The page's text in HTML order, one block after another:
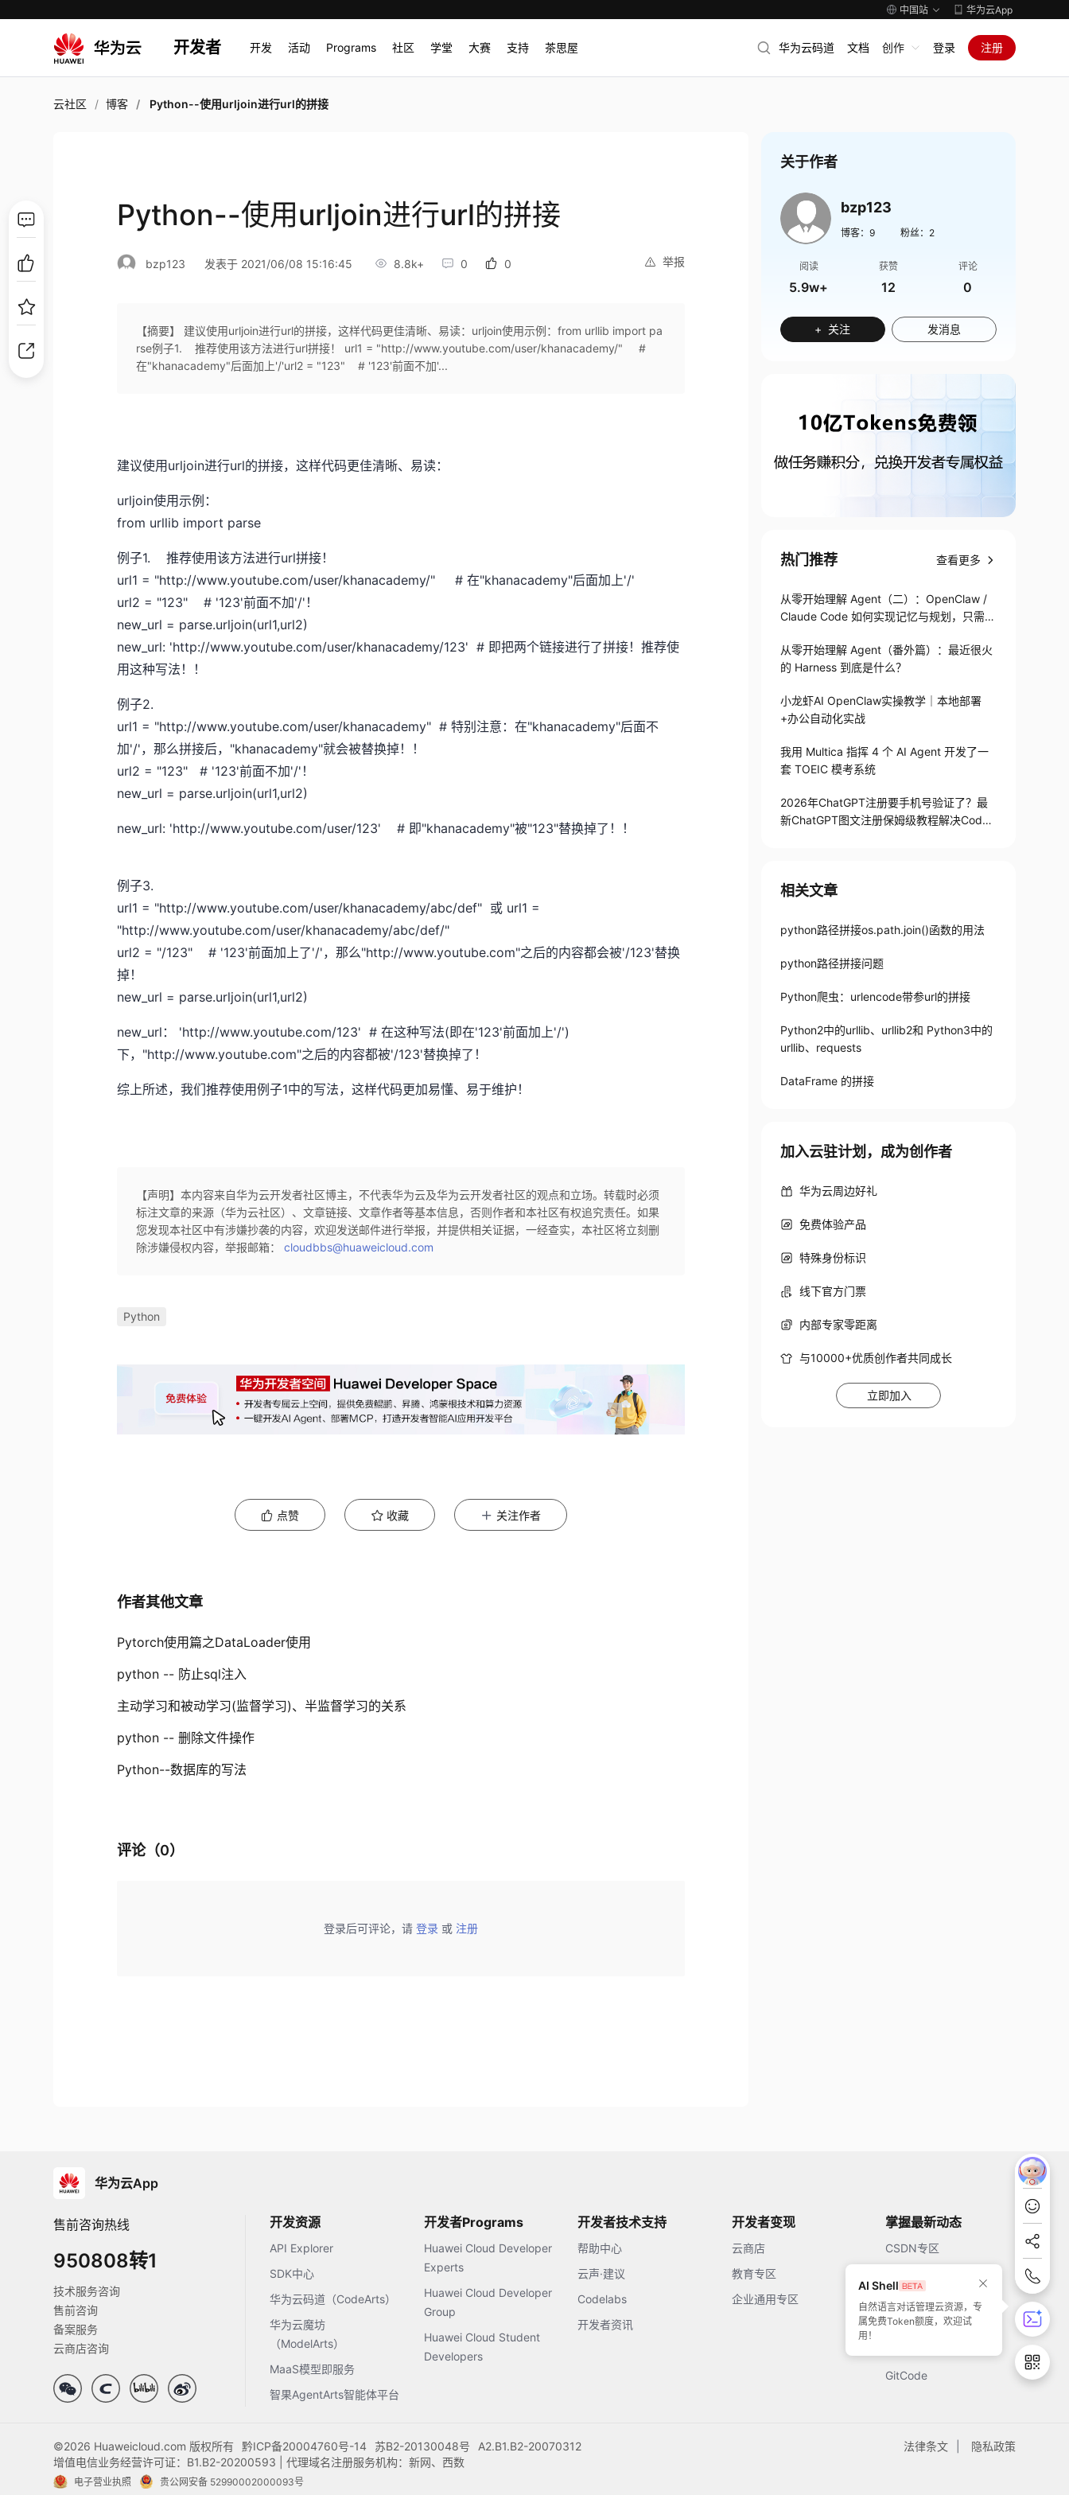
中国站 华为云App
开发者 开发 活动 Programs 社区 学堂 大赛 支持 茶思屋 华为云码道 文档 创作 登录 注册
云社区 博客 Python--使用urljoin进行url的拼接
Python--使用urljoin进行url的拼接
举报
bzp123 发表于 2021/06/08 15:16:45 8.8k+ 0 0
【摘要】 建议使用urljoin进行url的拼接，这样代码更佳清晰、易读：urljoin使用示例：from urllib import pa
rse例子1. 推荐使用该方法进行url拼接！ url1 = "http://www.youtube.com/user/khanacademy/" #
在"khanacademy"后面加上'/'url2 = "123" # '123'前面不加'...
建议使用urljoin进行url的拼接，这样代码更佳清晰、易读：
urljoin使用示例：
from urllib import parse
例子1. 推荐使用该方法进行url拼接！
url1 = "http://www.youtube.com/user/khanacademy/" # 在"khanacademy"后面加上'/'
url2 = "123" # '123'前面不加'/'！
new_url = parse.urljoin(url1,url2)
new_url: 'http://www.youtube.com/user/khanacademy/123' # 即把两个链接进行了拼接！推荐使
用这种写法！！
例子2.
url1 = "http://www.youtube.com/user/khanacademy" # 特别注意：在"khanacademy"后面不
加'/'，那么拼接后，"khanacademy"就会被替换掉！！
url2 = "123" # '123'前面不加'/'！
new_url = parse.urljoin(url1,url2)
new_url: 'http://www.youtube.com/user/123' # 即"khanacademy"被"123"替换掉了！！
例子3.
url1 = "http://www.youtube.com/user/khanacademy/abc/def" 或 url1 =
"http://www.youtube.com/user/khanacademy/abc/def/"
url2 = "/123" # '123'前面加上了'/'，那么"http://www.youtube.com"之后的内容都会被'/123'替换
掉！
new_url = parse.urljoin(url1,url2)
new_url： 'http://www.youtube.com/123' # 在这种写法(即在'123'前面加上'/')
下，"http://www.youtube.com"之后的内容都被'/123'替换掉了！
综上所述，我们推荐使用例子1中的写法，这样代码更加易懂、易于维护！
【声明】本内容来自华为云开发者社区博主，不代表华为云及华为云开发者社区的观点和立场。转载时必须
标注文章的来源（华为云社区）、文章链接、文章作者等基本信息，否则作者和本社区有权追究责任。如果
您发现本社区中有涉嫌抄袭的内容，欢迎发送邮件进行举报，并提供相关证据，一经查实，本社区将立刻删
除涉嫌侵权内容，举报邮箱：cloudbbs@huaweicloud.com
Python
点赞 收藏 关注作者
作者其他文章
Pytorch使用篇之DataLoader使用
python -- 防止sql注入
主动学习和被动学习(监督学习)、半监督学习的关系
python -- 删除文件操作
Python--数据库的写法
评论（0）
登录后可评论，请 登录 或 注册
关于作者
bzp123
博客： 9 粉丝： 2
阅读
5.9w+
获赞
12
评论
0
+ 关注 发消息
热门推荐 查看更多
从零开始理解 Agent（二）：OpenClaw /
Claude Code 如何实现记忆与规划，只需1
从零开始理解 Agent（番外篇）：最近很火
的 Harness 到底是什么？
小龙虾AI OpenClaw实操教学｜本地部署
+办公自动化实战
我用 Multica 指挥 4 个 AI Agent 开发了一
套 TOEIC 模考系统
2026年ChatGPT注册要手机号验证了？最
新ChatGPT图文注册保姆级教程解决Codex
相关文章
python路径拼接os.path.join()函数的用法
python路径拼接问题
Python爬虫：urlencode带参url的拼接
Python2中的urllib、urllib2和 Python3中的
urllib、requests
DataFrame 的拼接
加入云驻计划，成为创作者
华为云周边好礼
免费体验产品
特殊身份标识
线下官方门票
内部专家零距离
与10000+优质创作者共同成长
立即加入
AI Shell
自然语言对话管理云资源，专
属免费Token额度，欢迎试
用！
华为云App
售前咨询热线
950808转1
技术服务咨询
售前咨询
备案服务
云商店咨询
开发资源
API Explorer
SDK中心
华为云码道（CodeArts）
华为云魔坊
（ModelArts）
MaaS模型即服务
智果AgentArts智能体平台
开发者Programs
Huawei Cloud Developer
Experts
Huawei Cloud Developer
Group
Huawei Cloud Student
Developers
开发者技术支持
帮助中心
云声·建议
Codelabs
开发者资讯
开发者变现
云商店
教育专区
企业通用专区
掌握最新动态
CSDN专区
开源中国
51CTO
GitCode
法律条文 隐私政策
©2026 Huaweicloud.com 版权所有 黔ICP备20004760号-14 苏B2-20130048号
A2.B1.B2-20070312
增值电信业务经营许可证：B1.B2-20200593 | 代理域名注册服务机构：新网、西数
电子营业执照 贵公网安备 52990002000093号